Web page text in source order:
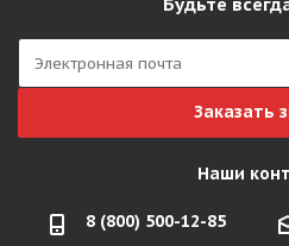
Заказать
Наши
8 (800) 500-12-85